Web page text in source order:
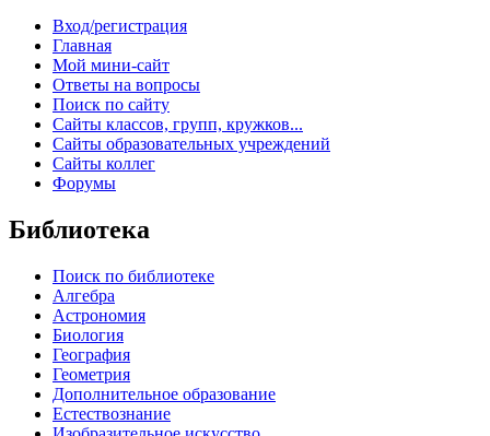
Вход/регистрация
Главная
Мой мини-сайт
Ответы на вопросы
Поиск по сайту
Сайты классов, групп, кружков...
Сайты образовательных учреждений
Сайты коллег
Форумы
Библиотека
Поиск по библиотеке
Алгебра
Астрономия
Биология
География
Геометрия
Дополнительное образование
Естествознание